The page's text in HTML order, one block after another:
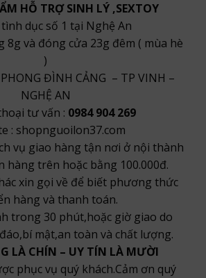
HỖ TRỢ SINH LÝ ,SEXTOY
dục số 1 tại Nghệ An
8g và đóng cửa 23g đêm ( mùa hè
)
ĐÌNH CẢNG – TP VINH –
NGHỆ AN
tư vấn : 0984 904 269
: shopnguoilon37.com
vụ giao hàng tận nơi ở nội thành
hàng trên hoặc bằng 100.000đ.
xin gọi về để biết phương thức
hàng và thanh toán.
trong 30 phút,hoặc giờ giao do
mật,an toàn và chất lượng.
LÀ CHÍN – UY TÍN LÀ MƯỜI
phục vụ quý khách.Cảm ơn quý